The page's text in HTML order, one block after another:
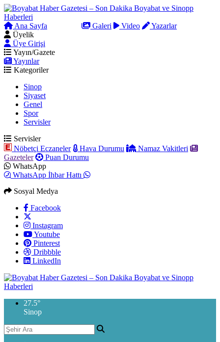
Ana Sayfa Galeri Video
Yazarlar
Üyelik
Üye Girişi
Yayın/Gazete
Yayınlar
Kategoriler
Sinop
Siyaset
Genel
Spor
Servisler
Servisler
Nöbetçi Eczaneler
Hava Durumu
Namaz Vakitleri
Gazeteler
Puan Durumu
WhatsApp
WhatsApp İhbar Hattı
Sosyal Medya
Facebook
Instagram
Youtube
Pinterest
Dribbble
LinkedIn
27.5°
Sinop